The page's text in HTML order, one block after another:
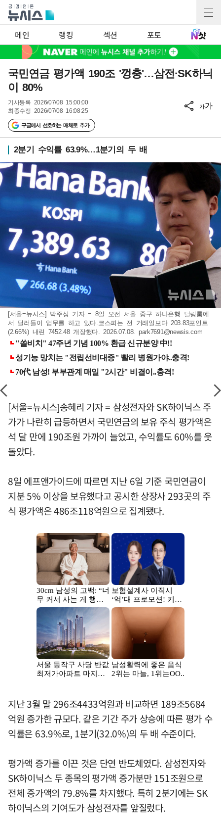
메인 랭킹 섹션 포토
국민연금 평가액 190조 '껑충'…삼전·SK하닉
이 80%
기사등록 2026/07/08 15:00:00
최종수정 2026/07/08 16:08:25
구글에서 선호하는 매체로 추가
가가
2분기 수익률 63.9%…1분기의 두 배
[서울=뉴시스] 박주성 기자 = 8일 오전 서울 중구 하나은행 딜링룸에
서 딜러들이 업무를 하고 있다.코스피는 전 거래일보다 203.83포인트
(2.66%) 내린 7452.48 개장했다. 2026.07.08. park7691@newsis.com
[서울=뉴시스]송혜리 기자 = 삼성전자와 SK하이닉스 주
가가 나란히 급등하면서 국민연금의 보유 주식 평가액은
석 달 만에 190조원 가까이 늘었고, 수익률도 60%를 웃
돌았다.
8일 에프앤가이드에 따르면 지난 6일 기준 국민연금이
지분 5% 이상을 보유했다고 공시한 상장사 293곳의 주
식 평가액은 486조118억원으로 집계됐다.
지난 3월 말 296조4433억원과 비교하면 189조5684
억원 증가한 규모다. 같은 기간 주가 상승에 따른 평가 수
익률은 63.9%로, 1분기(32.0%)의 두 배 수준이다.
평가액 증가를 이끈 것은 단연 반도체였다. 삼성전자와
SK하이닉스 두 종목의 평가액 증가분만 151조원으로
전체 증가액의 79.8%를 차지했다. 특히 2분기에는 SK
하이닉스의 기여도가 삼성전자를 앞질렀다.